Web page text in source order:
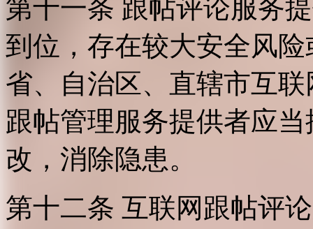
第十一条 跟帖评论服务
到位，存在较大安全风
省、自治区、直辖市互
跟帖管理服务提供者应
改，消除隐患。
第十二条 互联网跟帖评